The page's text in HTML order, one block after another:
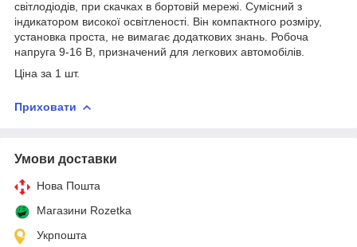
світлодіодів, при скачках в бортовій мережі. Сумісний з
індикатором високої освітленості. Він компактного розміру,
установка проста, не вимагає додаткових знань. Робоча
напруга 9-16 В, призначений для легкових автомобілів.
Ціна за 1 шт.
Приховати
Умови доставки
Нова Пошта
Магазини Rozetka
Укрпошта